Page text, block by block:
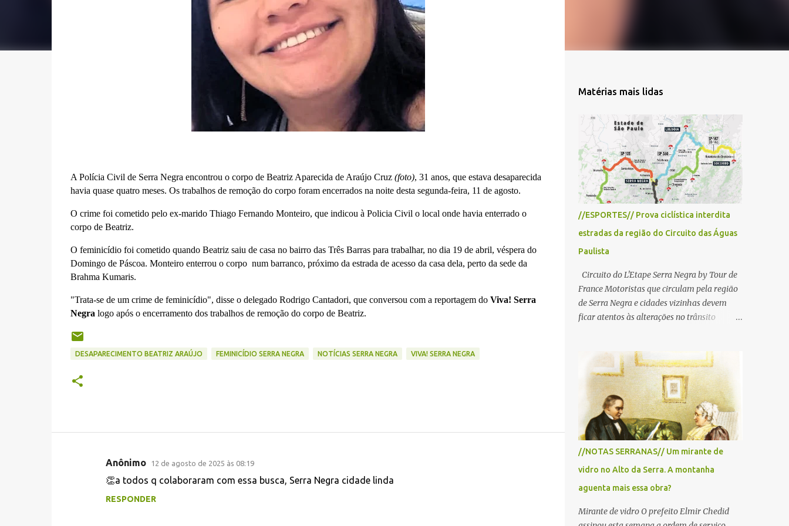
A Polícia Civil de Serra Negra encontrou o corpo de Beatriz Aparecida de Araújo Cruz (foto), 31 anos, que estava desaparecida
havia quase quatro meses. Os trabalhos de remoção do corpo foram encerrados na noite desta segunda-feira, 11 de agosto.
O crime foi cometido pelo ex-marido Thiago Fernando Monteiro, que indicou à Policia Civil o local onde havia enterrado o
corpo de Beatriz.
O feminicídio foi cometido quando Beatriz saiu de casa no bairro das Três Barras para trabalhar, no dia 19 de abril, véspera do
Domingo de Páscoa. Monteiro enterrou o corpo num barranco, próximo da estrada de acesso da casa dela, perto da sede da
Brahma Kumaris.
"Trata-se de um crime de feminicídio", disse o delegado Rodrigo Cantadori, que conversou com a reportagem do Viva! Serra
Negra logo após o encerramento dos trabalhos de remoção do corpo de Beatriz.
DESAPARECIMENTO BEATRIZ ARAÚJO FEMINICÍDIO SERRA NEGRA NOTÍCIAS SERRA NEGRA VIVA! SERRA NEGRA
Anônimo 12 de agosto de 2025 às 08:19
👏a todos q colaboraram com essa busca, Serra Negra cidade linda
RESPONDER
Matérias mais lidas
//ESPORTES// Prova ciclística interdita
estradas da região do Circuito das Águas
Paulista
Circuito do L'Etape Serra Negra by Tour de
France Motoristas que circulam pela região
de Serra Negra e cidades vizinhas devem
ficar atentos às alterações no trânsito
realização do L'Étape Serra Negra by Tour
de France presented by Nubank.
Considerado o principal circuito de ciclismo
amador da América Latina, o evento reunirá
atletas de diferentes regiões do país e terá
percursos passando pelos municípios de
Serra Negra, Amparo, Monte Alegre do Sul,
Lindoia e Socorro. Para garantir a segurança
dos participantes e do público, diversos
trechos de rodovias e estradas da região
longo da prova. A largada será na Rua
//NOTAS SERRANAS// Um mirante de
vidro no Alto da Serra. A montanha
aguenta mais essa obra?
Mirante de vidro O prefeito Elmir Chedid